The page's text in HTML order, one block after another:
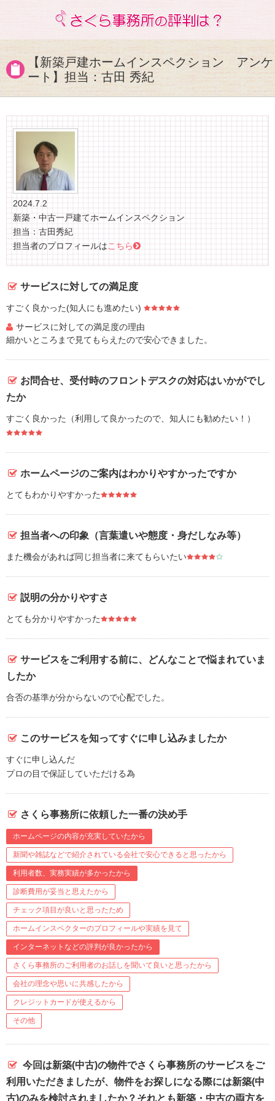
【新築戸建ホームインスペクション アンケ
ート】担当：古田 秀紀
2024.7.2
新築・中古一戸建てホームインスペクション
担当：古田秀紀
担当者のプロフィールはこちら
サービスに対しての満足度
すごく良かった(知人にも進めたい)
サービスに対しての満足度の理由
細かいところまで見てもらえたので安心できました。
お問合せ、受付時のフロントデスクの対応はいかがでし
たか
すごく良かった（利用して良かったので、知人にも勧めたい！）
ホームページのご案内はわかりやすかったですか
とてもわかりやすかった
担当者への印象（言葉遣いや態度・身だしなみ等）
また機会があれば同じ担当者に来てもらいたい
説明の分かりやすさ
とても分かりやすかった
サービスをご利用する前に、どんなことで悩まれていま
したか
合否の基準が分からないので心配でした。
このサービスを知ってすぐに申し込みましたか
すぐに申し込んだ
プロの目で保証していただける為
さくら事務所に依頼した一番の決め手
ホームページの内容が充実していたから
新聞や雑誌などで紹介されている会社で安心できると思ったから
利用者数、実務実績が多かったから
診断費用が妥当と思えたから
チェック項目が良いと思ったため
ホームインスペクターのプロフィールや実績を見て
インターネットなどの評判が良かったから
さくら事務所のご利用者のお話しを聞いて良いと思ったから
会社の理念や思いに共感したから
クレジットカードが使えるから
その他
今回は新築(中古)の物件でさくら事務所のサービスをご
利用いただきましたが、物件をお探しになる際には新築(中
古)のみを検討されましたか？それとも新築・中古の両方を